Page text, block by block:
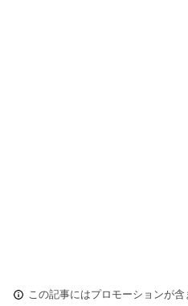
この記事にはプロモーションが